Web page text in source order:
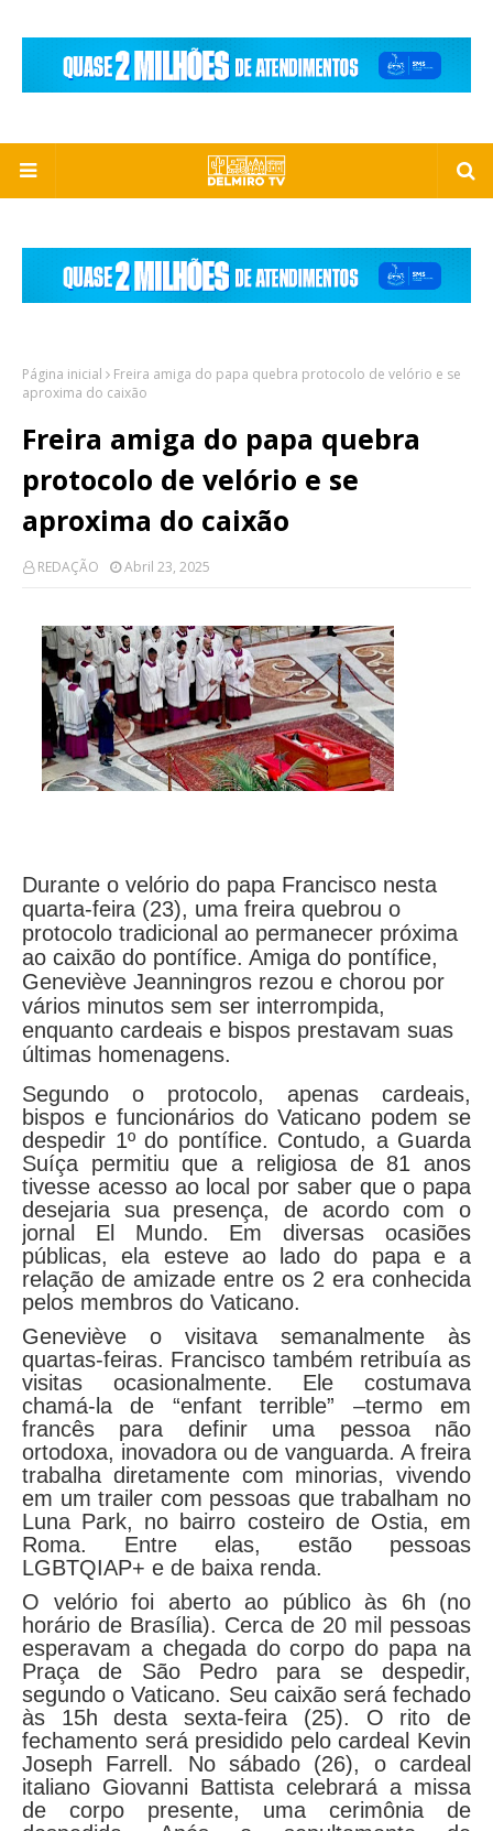
Página inicial
Freira amiga do papa quebra protocolo de velório e se
aproxima do caixão
Freira amiga do papa quebra
protocolo de velório e se
aproxima do caixão
REDAÇÃO Abril 23, 2025
Durante o velório do papa Francisco nesta
quarta-feira (23), uma freira quebrou o
protocolo tradicional ao permanecer próxima
ao caixão do pontífice. Amiga do pontífice,
Geneviève Jeanningros rezou e chorou por
vários minutos sem ser interrompida,
enquanto cardeais e bispos prestavam suas
últimas homenagens.
Segundo o protocolo, apenas cardeais,
bispos e funcionários do Vaticano podem se
despedir 1º do pontífice. Contudo, a Guarda
Suíça permitiu que a religiosa de 81 anos
tivesse acesso ao local por saber que o papa
desejaria sua presença, de acordo com o
jornal El Mundo. Em diversas ocasiões
públicas, ela esteve ao lado do papa e a
relação de amizade entre os 2 era conhecida
pelos membros do Vaticano.
Geneviève o visitava semanalmente às
quartas-feiras. Francisco também retribuía as
visitas ocasionalmente. Ele costumava
chamá-la de “enfant terrible” –termo em
francês para definir uma pessoa não
ortodoxa, inovadora ou de vanguarda. A freira
trabalha diretamente com minorias, vivendo
em um trailer com pessoas que trabalham no
Luna Park, no bairro costeiro de Ostia, em
Roma. Entre elas, estão pessoas
LGBTQIAP+ e de baixa renda.
O velório foi aberto ao público às 6h (no
horário de Brasília). Cerca de 20 mil pessoas
esperavam a chegada do corpo do papa na
Praça de São Pedro para se despedir,
segundo o Vaticano. Seu caixão será fechado
às 15h desta sexta-feira (25). O rito de
fechamento será presidido pelo cardeal Kevin
Joseph Farrell. No sábado (26), o cardeal
italiano Giovanni Battista celebrará a missa
de corpo presente, uma cerimônia de